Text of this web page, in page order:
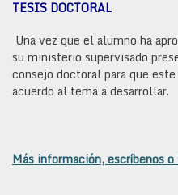
TESIS DOCTORAL
Una vez que el alumno ha
su ministerio supervisado
consejo doctoral para que
acuerdo al tema a desarrollar.
Más información, escríbenos